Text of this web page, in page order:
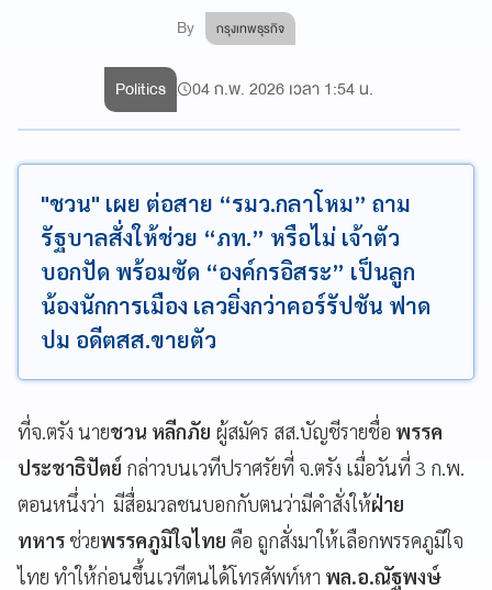
By กรุงเทพธุรกิจ
Politics 04 ก.พ. 2026 เวลา 1:54 น.
"ชวน" เผย ต่อสาย “รมว.กลาโหม” ถาม
รัฐบาลสั่งให้ช่วย “ภท.” หรือไม่ เจ้าตัว
บอกปัด พร้อมซัด “องค์กรอิสระ” เป็นลูก
น้องนักการเมือง เลวยิ่งกว่าคอร์รัปชัน ฟาด
ปม อดีตสส.ขายตัว
ที่จ.ตรัง นายชวน หลีกภัย ผู้สมัคร สส.บัญชีรายชื่อ พรรค
ประชาธิปัตย์ กล่าวบนเวทีปราศรัยที่ จ.ตรัง เมื่อวันที่ 3 ก.พ.
ตอนหนึ่งว่า มีสื่อมวลชนบอกกับตนว่ามีคำสั่งให้ฝ่าย
ทหารช่วยพรรคภูมิใจไทย คือ ถูกสั่งมาให้เลือกพรรคภูมิใจ
ไทย ทำให้ก่อนขึ้นเวทีตนได้โทรศัพท์หา พล.อ.ณัฐพงษ์